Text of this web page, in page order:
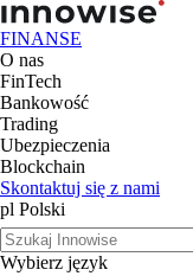
FINANSE
O nas
FinTech
Bankowość
Trading
Ubezpieczenia
Blockchain
Skontaktuj się z nami
pl Polski
Wybierz język